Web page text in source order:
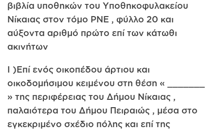
βιβλία υποθηκών του Υποθηκοφυλακείου
Νίκαιας στον τόμο ΡΝΕ , φύλλο 20 και
αύξοντα αριθμό πρώτο επί των κάτωθι
ακινήτων
I )Επί ενός οικοπέδου άρτιου και
οικοδομήσιμου κειμένου στη θέση « _______
» της περιφέρειας του Δήμου Νίκαιας ,
παλαιότερα του Δήμου Πειραιώς , μέσα στο
εγκεκριμένο σχέδιο πόλης και επί της